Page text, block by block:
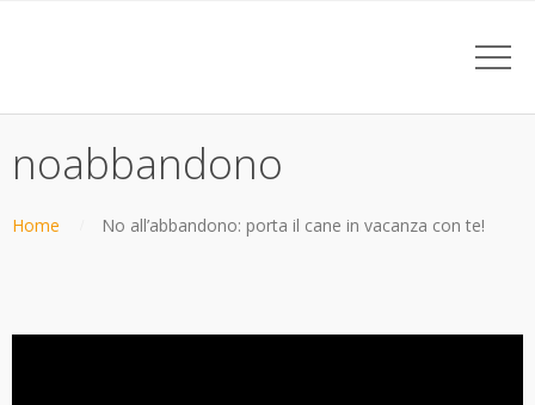
noabbandono
Home No all’abbandono: porta il cane in vacanza con te!